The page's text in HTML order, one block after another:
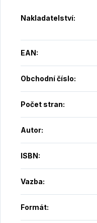
Nakladatelství:
EAN:
Obchodní číslo:
Počet stran:
Autor:
ISBN:
Vazba:
Formát: